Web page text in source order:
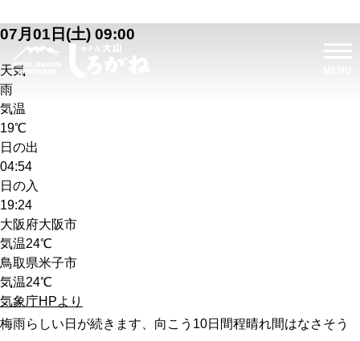
07月01日(土) 09:00
天気
雨
気温
19℃
日の出
04:54
日の入
19:24
大阪府大阪市
気温24℃
鳥取県米子市
気温24℃
気象庁HPより
梅雨らしい日が続きます、向こう10日間程晴れ間はなさそう